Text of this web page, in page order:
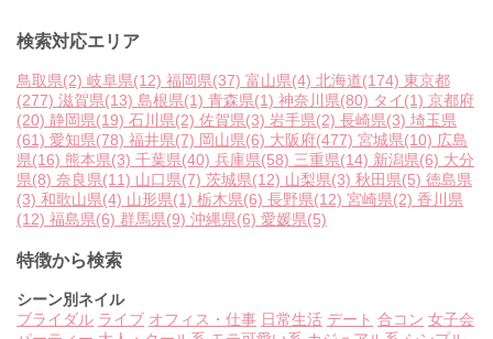
検索対応エリア
鳥取県(2) 岐阜県(12) 福岡県(37) 富山県(4) 北海道(174) 東京都
(277) 滋賀県(13) 島根県(1) 青森県(1) 神奈川県(80) タイ(1) 京都府
(20) 静岡県(19) 石川県(2) 佐賀県(3) 岩手県(2) 長崎県(3) 埼玉県
(61) 愛知県(78) 福井県(7) 岡山県(6) 大阪府(477) 宮城県(10) 広島
県(16) 熊本県(3) 千葉県(40) 兵庫県(58) 三重県(14) 新潟県(6) 大分
県(8) 奈良県(11) 山口県(7) 茨城県(12) 山梨県(3) 秋田県(5) 徳島県
(3) 和歌山県(4) 山形県(1) 栃木県(6) 長野県(12) 宮崎県(2) 香川県
(12) 福島県(6) 群馬県(9) 沖縄県(6) 愛媛県(5)
特徴から検索
シーン別ネイル
ブライダル ライブ オフィス・仕事 日常生活 デート 合コン 女子会